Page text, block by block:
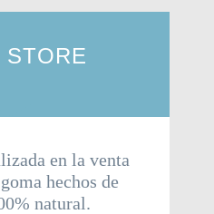
STORE
en la venta
hechos de
natural.